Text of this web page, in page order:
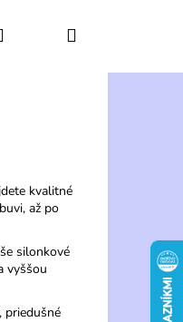
PrihlásenieNákupný
kvalitné
až po
silonkové
vyššou
priedušné